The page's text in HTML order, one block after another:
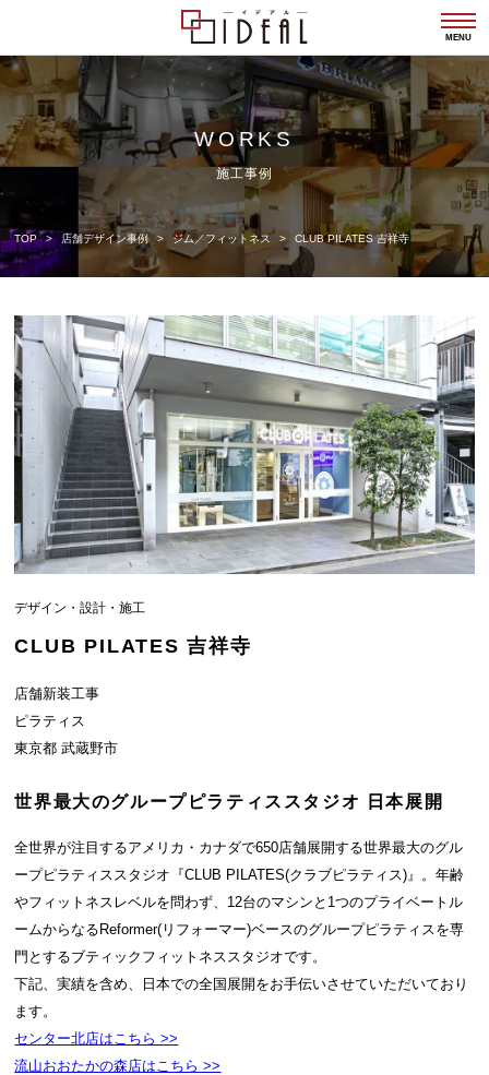
MENU
WORKS
施工事例
TOP 店舗デザイン事例 ジム／フィットネス CLUB PILATES 吉祥寺
デザイン・設計・施工
CLUB PILATES 吉祥寺
店舗新装工事
ピラティス
東京都 武蔵野市
世界最大のグループピラティススタジオ 日本展開
全世界が注目するアメリカ・カナダで650店舗展開する世界最大のグル
ープピラティススタジオ『CLUB PILATES(クラブピラティス)』。年齢
やフィットネスレベルを問わず、12台のマシンと1つのプライベートル
ームからなるReformer(リフォーマー)ベースのグループピラティスを専
門とするブティックフィットネススタジオです。
下記、実績を含め、日本での全国展開をお手伝いさせていただいており
ます。
センター北店はこちら >>
流山おおたかの森店はこちら >>